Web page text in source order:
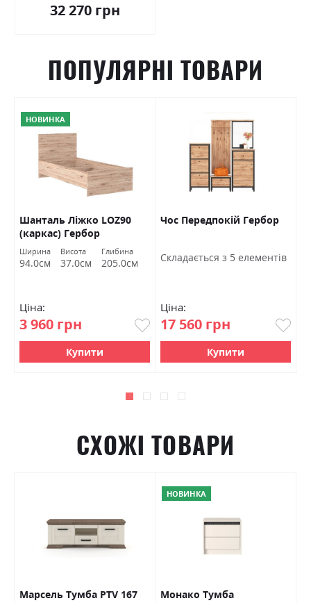
32 270 грн
ПОПУЛЯРНІ ТОВАРИ
НОВИНКА
Шанталь Ліжко LOZ90
(каркас) Гербор
Ширина
94.0см
Висота
37.0см
Глибина
205.0см
Ціна:
3 960 грн
Купити
Чос Передпокій Гербор
Cкладається з 5 елементів
Ціна:
17 560 грн
Купити
СХОЖІ ТОВАРИ
Марсель Тумба РТV 167
НОВИНКА
Монако Тумба